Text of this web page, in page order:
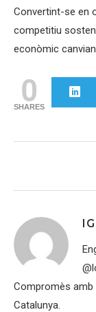
Convertint-se en
competitiu
econòmic
0
SHARES
Compromès amb
Catalunya.